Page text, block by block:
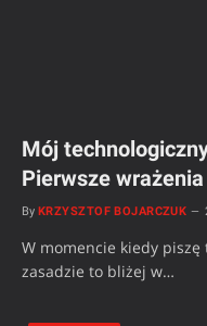
Mój
Pierwsze
By KRZYSZTOF BOJARCZUK
W momencie kiedy
zasadzie to bliżej w…